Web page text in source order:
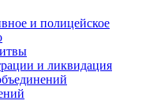
и полицейское
и ликвидация